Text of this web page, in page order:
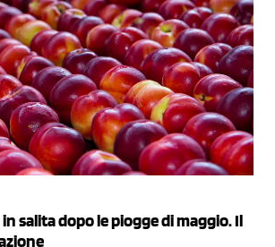
salita dopo le piogge di maggio. Il